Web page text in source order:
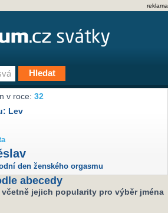
reklama
v roce:32
Lev
den ženského orgasmu
abecedy
jejich popularity pro výběr jména